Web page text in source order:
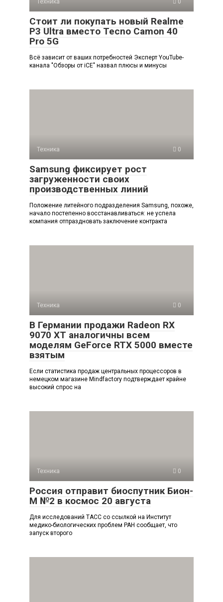
Техника 0
Стоит ли покупать новый Realme
P3 Ultra вместо Tecno Camon 40
Pro 5G
Всё зависит от ваших потребностей Эксперт YouTube-
канала "Обзоры от iCE" назвал плюсы и минусы
Техника 0
Samsung фиксирует рост
загруженности своих
производственных линий
Положение литейного подразделения Samsung, похоже,
начало постепенно восстанавливаться: не успела
компания отпраздновать заключение контракта
Техника 0
В Германии продажи Radeon RX
9070 XT аналогичны всем
моделям GeForce RTX 5000 вместе
взятым
Если статистика продаж центральных процессоров в
немецком магазине Mindfactory подтверждает крайне
высокий спрос на
Техника 0
Россия отправит биоспутник Бион-
М №2 в космос 20 августа
Для исследований ТАСС со ссылкой на Институт
медико-биологических проблем РАН сообщает, что
запуск второго